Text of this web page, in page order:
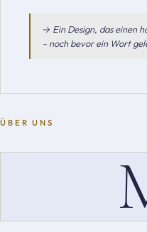
→ Ein Design, das einen
– noch bevor ein Wort
ÜBER UNS